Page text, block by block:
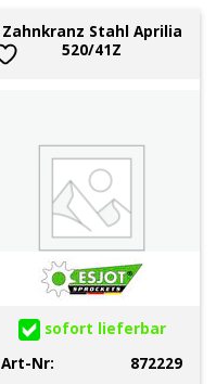
Zahnkranz Stahl Aprilia
520/41Z
sofort lieferbar
Art-Nr:
872229